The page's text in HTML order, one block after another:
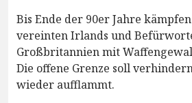
Bis Ende der 90er Jahre
vereinten Irlands und
Großbritannien mit
Die offene Grenze soll
wieder aufflammt.